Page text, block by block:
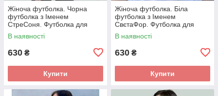
Жіноча футболка. Чорна
футболка з Іменем
СтреСоня. Футболка для
Соні.
В наявності
630 ₴
Купити
Жіноча футболка. Біла
футболка з Іменем
СвєтаФор. Футболка для
Свєти .
В наявності
630 ₴
Купити